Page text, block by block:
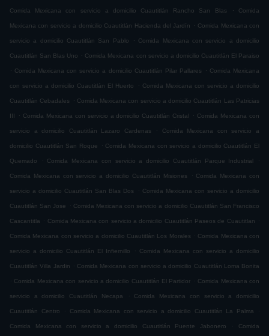
Comida Mexicana con servicio a domicilio Cuautitlán Rancho San Blas . Comida
Mexicana con servicio a domicilio Cuautitlán Hacienda del Jardín . Comida Mexicana con
servicio a domicilio Cuautitlán San Pablo . Comida Mexicana con servicio a domicilio
Cuautitlán San Blas Uno . Comida Mexicana con servicio a domicilio Cuautitlán El Paraiso
. Comida Mexicana con servicio a domicilio Cuautitlán Pilar Pallares . Comida Mexicana
con servicio a domicilio Cuautitlán El Huerto . Comida Mexicana con servicio a domicilio
Cuautitlán Cebadales . Comida Mexicana con servicio a domicilio Cuautitlán Las Patricias
III . Comida Mexicana con servicio a domicilio Cuautitlán Cristal . Comida Mexicana con
servicio a domicilio Cuautitlán Lazaro Cardenas . Comida Mexicana con servicio a
domicilio Cuautitlán San Roque . Comida Mexicana con servicio a domicilio Cuautitlán El
Quemado . Comida Mexicana con servicio a domicilio Cuautitlán Parque Industrial .
Comida Mexicana con servicio a domicilio Cuautitlán Misiones . Comida Mexicana con
servicio a domicilio Cuautitlán San Blas Dos . Comida Mexicana con servicio a domicilio
Cuautitlán San Jose . Comida Mexicana con servicio a domicilio Cuautitlán San Francisco
Cascantitla . Comida Mexicana con servicio a domicilio Cuautitlán Paseos de Cuautitlan .
Comida Mexicana con servicio a domicilio Cuautitlán Los Morales . Comida Mexicana con
servicio a domicilio Cuautitlán El Infiernillo . Comida Mexicana con servicio a domicilio
Cuautitlán Villa Jardin . Comida Mexicana con servicio a domicilio Cuautitlán Loma Bonita
. Comida Mexicana con servicio a domicilio Cuautitlán El Partidor . Comida Mexicana con
servicio a domicilio Cuautitlán Necapa . Comida Mexicana con servicio a domicilio
Cuautitlán Centro . Comida Mexicana con servicio a domicilio Cuautitlán La Palma .
Comida Mexicana con servicio a domicilio Cuautitlán Puente Jabonero . Comida